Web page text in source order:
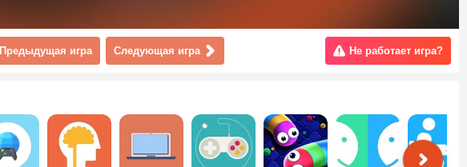
Предыдущая игра Следующая игра Не работает игра?